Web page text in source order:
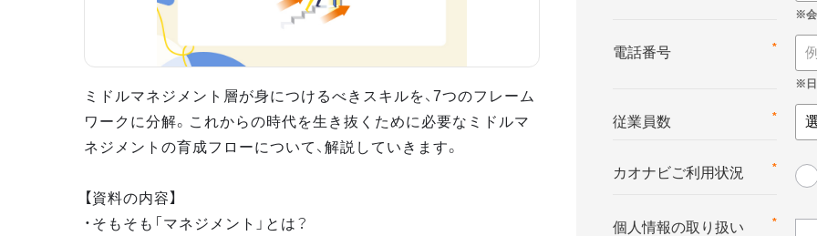
ミドルマネジメント層が身につけるべきスキルを、7つのフレーム
ワークに分解。これからの時代を生き抜くために必要なミドルマ
ネジメントの育成フローについて、解説していきます。
【資料の内容】
・そもそも「マネジメント」とは？
*
電話番号
*
従業員数
*
カオナビご利用状況
*
個人情報の取り扱い